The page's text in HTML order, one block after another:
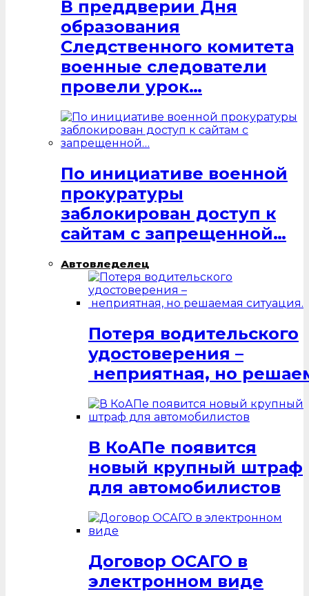
В преддверии Дня
образования
Следственного комитета
военные следователи
провели урок…
По инициативе военной
прокуратуры
заблокирован доступ к
сайтам с запрещенной…
Автовледелец
Потеря водительского
удостоверения –
неприятная, но
В КоАПе появится
новый крупный штраф
для автомобилистов
Договор ОСАГО в
электронном виде